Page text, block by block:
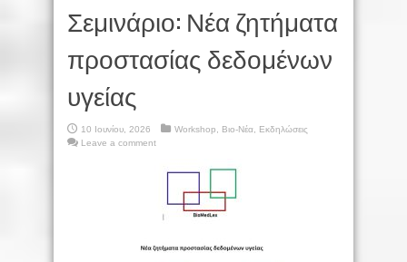
Σεμινάριο: Νέα ζητήματα
προστασίας δεδομένων
υγείας
10 Ιουνίου, 2026 Workshop Βιο-Νέα
Εκδηλώσεις
Leave a comment